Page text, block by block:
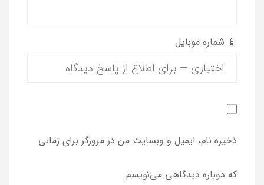
📱 شماره موبایل
ذخیره نام، ایمیل و وبسایت من در مرورگر برای زمانی
که دوباره دیدگاهی می‌نویسم.